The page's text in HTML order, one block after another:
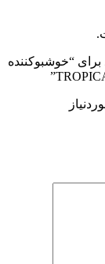
برای “خوشبوکننده